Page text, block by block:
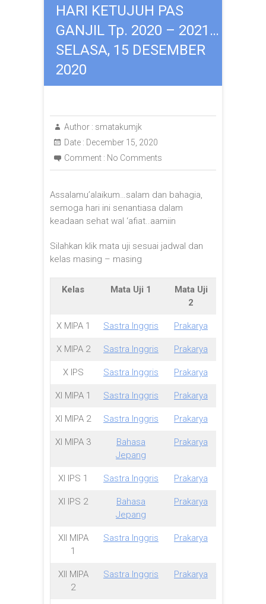
HARI KETUJUH PAS
GANJIL Tp. 2020 – 2021…
SELASA, 15 DESEMBER
2020
Author : smatakumjk
Date : December 15, 2020
Comment : No Comments
Assalamu’alaikum…salam dan bahagia,
semoga hari ini senantiasa dalam
keadaan sehat wal ‘afiat..aamiin
Silahkan klik mata uji sesuai jadwal dan
kelas masing – masing
Kelas Mata Uji 1
Mata Uji
2
X MIPA 1 Sastra Inggris Prakarya
X MIPA 2 Sastra Inggris Prakarya
X IPS Sastra Inggris Prakarya
XI MIPA 1 Sastra Inggris Prakarya
XI MIPA 2 Sastra Inggris Prakarya
XI MIPA 3
Bahasa
Jepang
Prakarya
XI IPS 1 Sastra Inggris Prakarya
XI IPS 2
Bahasa
Jepang
Prakarya
XII MIPA
1
Sastra Inggris Prakarya
XII MIPA
2
Sastra Inggris Prakarya